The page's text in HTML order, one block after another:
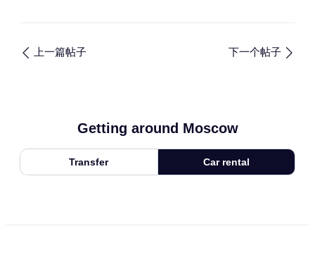
上一篇帖子 下一个帖子
Getting around Moscow
Transfer Car rental